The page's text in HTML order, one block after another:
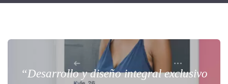
“Desarrollo y diseño integral exclusivo